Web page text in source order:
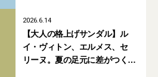
2026.6.14
【大人の格上げサンダル】ル
イ・ヴィトン、エルメス、セ
リーヌ。夏の足元に差がつく3